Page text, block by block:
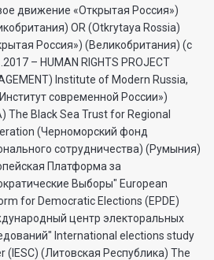
движение «Открытая Россия»)
OR (Otkrytaya Rossia)
Россия») (Великобритания) (с
– HUMAN RIGHTS PROJECT
Institute of Modern Russia,
современной России»)
The Black Sea Trust for Regional
(Черноморский фонд
сотрудничества) (Румыния)
Платформа за
Выборы" European
for Democratic Elections (EPDE)
центр электоральных
International elections study
(IESC) (Литовская Республика) The